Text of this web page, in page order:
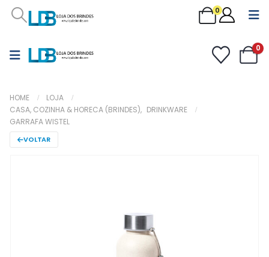
0
0
HOME
LOJA
CASA, COZINHA & HORECA (BRINDES), DRINKWARE
GARRAFA WISTEL
VOLTAR